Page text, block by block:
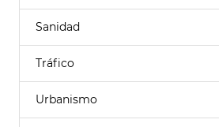
Sanidad
Tráfico
Urbanismo